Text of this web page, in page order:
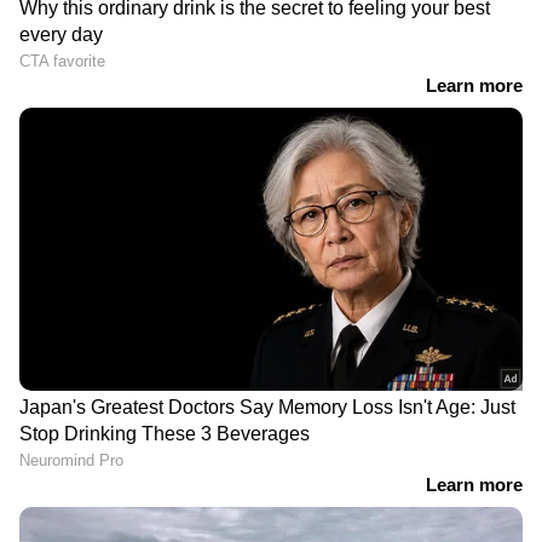
RECOMMENDED STORIES